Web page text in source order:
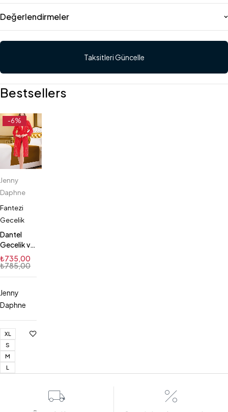
Değerlendirmeler
Taksitleri Güncelle
Bestsellers
-6%
Jenny
Daphne
Fantezi
Gecelik
Dantel
Gecelik ve
İç Çamaşır
Takım
₺785,00
₺735,00
Jenny
Daphne
XL
S
M
L